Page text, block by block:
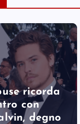
ricorda
con
degno